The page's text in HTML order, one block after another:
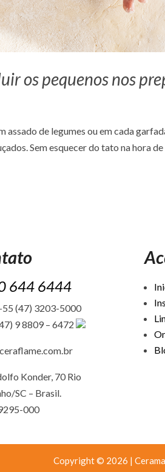
os pequenos nos
assado de legumes ou em cada
Sem esquecer do tato na hora
644 6444
(47) 3203-5000
9 8809 – 6472
Konder, 70 Rio
SC – Brasil.
000
Copyright © 2026 |